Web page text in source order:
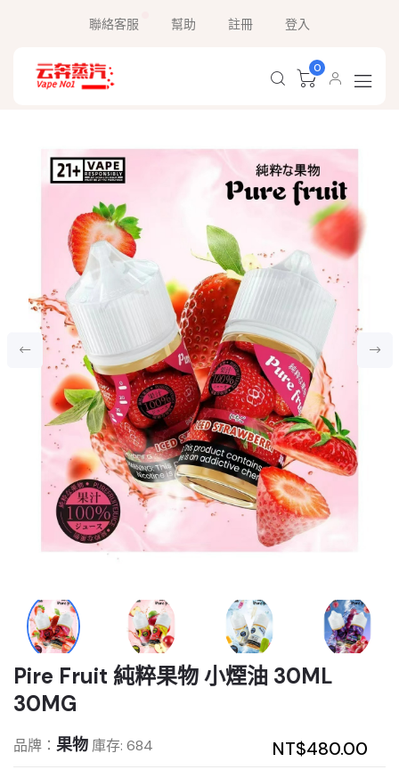
聯絡客服 幫助 註冊 登入
0
Pire Fruit 純粹果物 小煙油 30ML
30MG
品牌： 果物 NT$480.00
庫存: 684